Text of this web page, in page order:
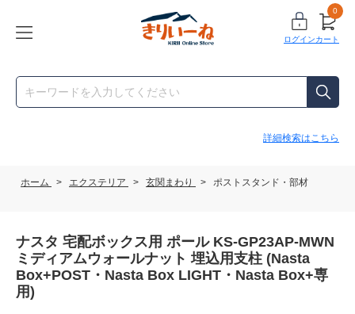
ログイン
0
カート
詳細検索はこちら
ホーム > エクステリア > 玄関まわり > ポストスタンド・部材
ナスタ 宅配ボックス用 ポール KS-GP23AP-MWN
ミディアムウォールナット 埋込用支柱 (Nasta
Box+POST・Nasta Box LIGHT・Nasta Box+専
用)